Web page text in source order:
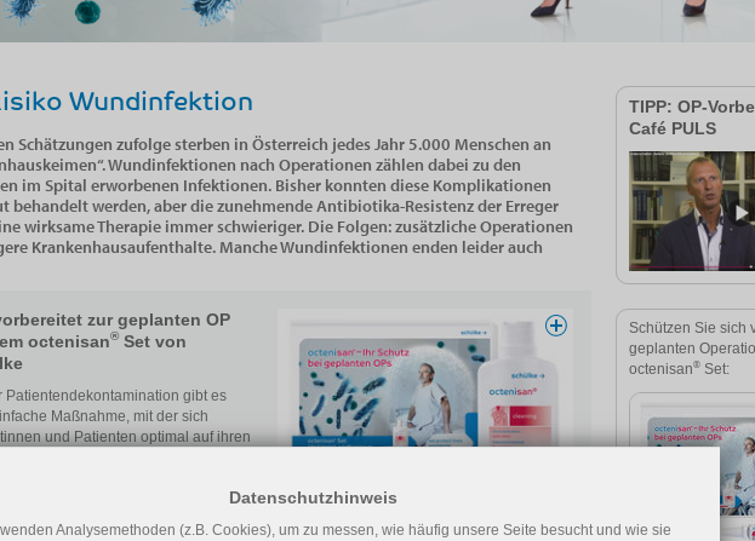
Datenschutzhinweis
Analysemethoden (z.B. Cookies), um zu messen, wie häufig unsere Seite besucht und wie sie
Wundinfektion
Schätzungen zufolge sterben in Österreich jedes Jahr 5.000 Menschen an
Wundinfektionen nach Operationen zählen dabei zu den
im Spital erworbenen Infektionen. Bisher konnten diese Komplikationen
behandelt werden, aber die zunehmende Antibiotika-Resistenz der Erreger
wirksame Therapie immer schwieriger. Die Folgen: zusätzliche Operationen
Krankenhausaufenthalte. Manche Wundinfektionen enden leider auch
zur geplanten OP
octenisan® Set von
Patientendekontamination gibt es
Maßnahme, mit der sich
und Patienten optimal auf ihren
zu OP-Vorbereitung zuhause
TIPP: OP-
Café PULS
Schützen Sie sich
geplanten
octenisan® Set: